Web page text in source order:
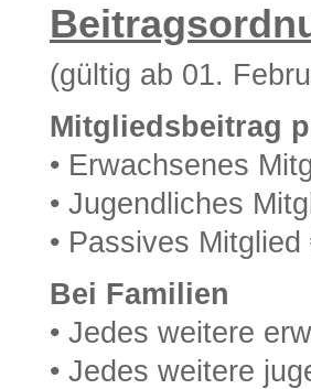
(gültig ab 01.
Mitgliedsbeitrag
• Erwachsenes
• Jugendliches
• Passives Mitglied
Bei Familien
• Jedes weitere
• Jedes weitere